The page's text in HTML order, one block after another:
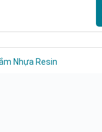
Nhựa Resin